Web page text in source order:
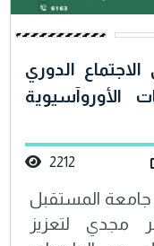
الدوري
الأوروآسيوية
2212
المستقبل
مجدي لتعزيز